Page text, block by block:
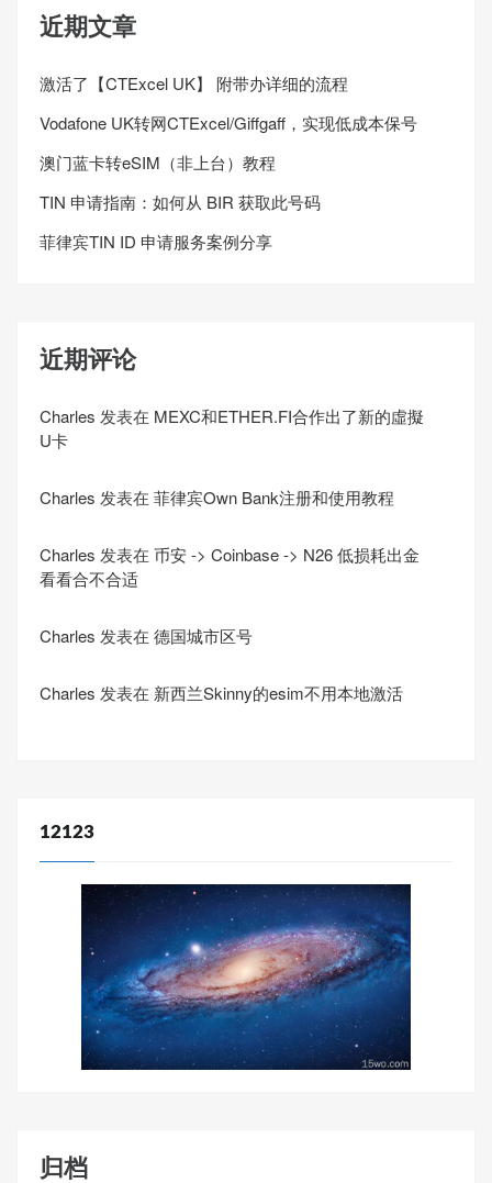
近期文章
激活了【CTExcel UK】 附带办详细的流程
Vodafone UK转网CTExcel/Giffgaff，实现低成本保号
澳门蓝卡转eSIM（非上台）教程
TIN 申请指南：如何从 BIR 获取此号码
菲律宾TIN ID 申请服务案例分享
近期评论
Charles 发表在 MEXC和ETHER.FI合作出了新的虛擬
U卡
Charles 发表在 菲律宾Own Bank注册和使用教程
Charles 发表在 币安 -> Coinbase -> N26 低损耗出金
看看合不合适
Charles 发表在 德国城市区号
Charles 发表在 新西兰Skinny的esim不用本地激活
12123
归档